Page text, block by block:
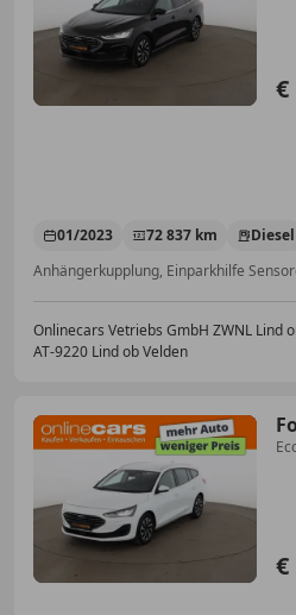
€
01/2023 72 837 km Diesel
Onlinecars Vetriebs GmbH ZWNL Lind
AT-9220 Lind ob Velden
€